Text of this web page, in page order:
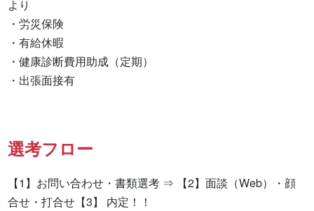
より
・労災保険
・有給休暇
・健康診断費用助成（定期）
・出張面接有
選考フロー
【1】お問い合わせ・書類選考 ⇒ 【2】面談（Web）・顔
合せ・打合せ【3】 内定！！